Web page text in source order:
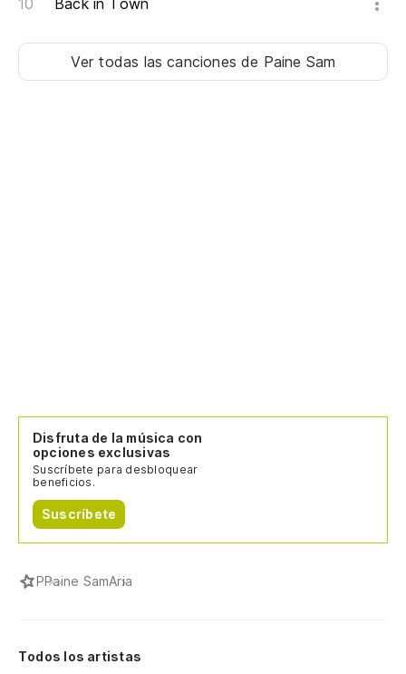
Back in Town
Ver todas las cancionesde Paine Sam
Disfruta de la música con
opciones exclusivas
Suscríbete para desbloquear
beneficios.
Suscríbete
PPaine SamAria
Todos los artistas